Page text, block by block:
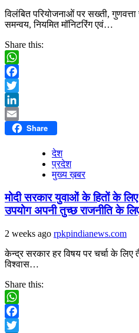
विलंबित परियोजनाओं पर सख्ती,
समन्वय, नियमित मॉनिटरिंग एवं…
Share this:
WhatsApp
Facebook
Twitter
LinkedIn
Email Share
देश
प्रदेश
मुख्य ख़बर
मोदी सरकार युवाओं के हितों के लिए
उपयोग अपनी तुच्छ राजनीति के
2 weeks ago rpkpindianews.com
केन्द्र सरकार हर विषय पर चर्चा के लिए
विश्वास…
Share this:
WhatsApp
Facebook